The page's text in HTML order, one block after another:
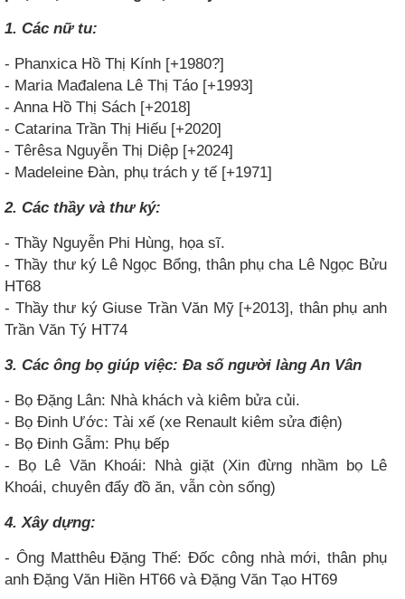
1. Các nữ tu:
- Phanxica Hồ Thị Kính [+1980?]
- Maria Mađalena Lê Thị Táo [+1993]
- Anna Hồ Thị Sách [+2018]
- Catarina Trần Thị Hiếu [+2020]
- Têrêsa Nguyễn Thị Diệp [+2024]
- Madeleine Đàn, phụ trách y tế [+1971]
2. Các thầy và thư ký:
- Thầy Nguyễn Phi Hùng, họa sĩ.
- Thầy thư ký Lê Ngọc Bổng, thân phụ cha Lê Ngọc Bửu
HT68
- Thầy thư ký Giuse Trần Văn Mỹ [+2013], thân phụ anh
Trần Văn Tý HT74
3. Các ông bọ giúp việc: Đa số người làng An Vân
- Bọ Đặng Lân: Nhà khách và kiêm bửa củi.
- Bọ Đinh Ước: Tài xế (xe Renault kiêm sửa điện)
- Bọ Đinh Gẫm: Phụ bếp
- Bọ Lê Văn Khoái: Nhà giặt (Xin đừng nhầm bọ Lê
Khoái, chuyên đẩy đồ ăn, vẫn còn sống)
4. Xây dựng:
- Ông Matthêu Đặng Thế: Đốc công nhà mới, thân phụ
anh Đặng Văn Hiền HT66 và Đặng Văn Tạo HT69